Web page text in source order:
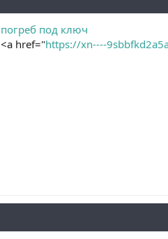
погреб под ключ
<a href="https://xn----